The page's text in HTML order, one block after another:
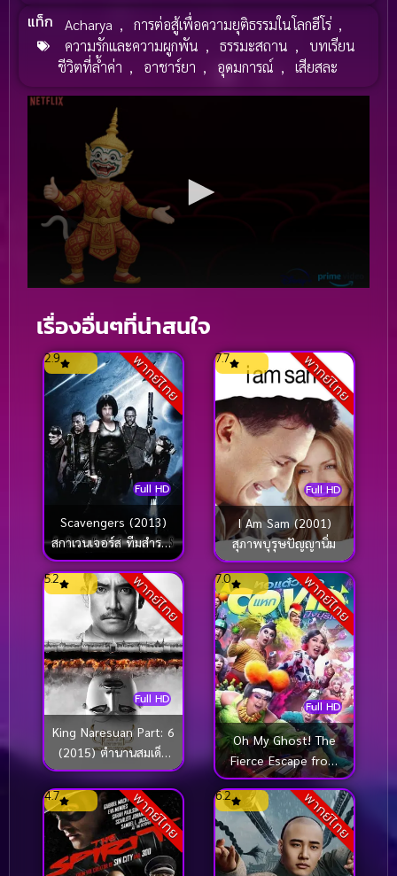
แท็ก Acharya , การต่อสู้เพื่อความยุติธรรมในโลกฮีโร่ ,
ความรักและความผูกพัน , ธรรมะสถาน ,
บทเรียน
ชีวิตที่ล้ำค่า , อาชาร์ยา , อุดมการณ์ , เสียสละ
เรื่องอื่นๆที่น่าสนใจ
พากย์ไทย
Full HD
2.9
Scavengers (2013)
สกาเวนเจอร์ส ทีมสำรวจ
ล้ำอนาคต
พากย์ไทย
Full HD
7.7
I Am Sam (2001)
สุภาพบุรุษปัญญานิ่ม
พากย์ไทย
Full HD
5.2
King Naresuan Part: 6
(2015) ตํานานสมเด็จ
พระนเรศวรมหาราช
อวสานหงสา
พากย์ไทย
Full HD
7.0
Oh My Ghost! The
Fierce Escape from
Covid-19 หอแต๋วแตก
แหกโควิดปังปุริเย่
(2021)
พากย์ไทย
4.7 พากย์ไทย
6.2